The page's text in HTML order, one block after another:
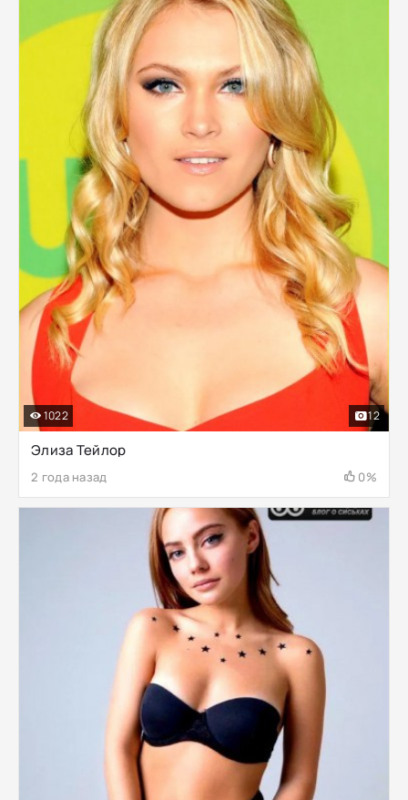
Элиза Тейлор
2 года назад 0%
1022 12